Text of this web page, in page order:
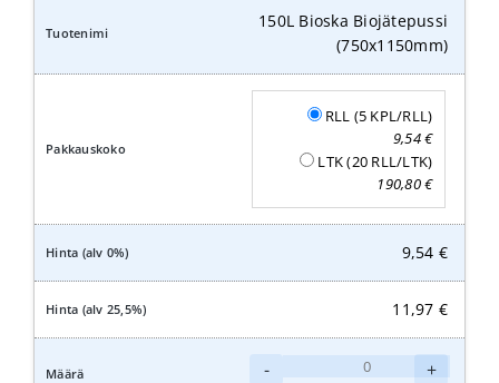
150L Bioska Biojätepussi
(750x1150mm)
RLL (5 KPL/RLL)
9,54€
LTK (20 RLL/LTK)
190,80€
9,54 €
11,97 €
- +